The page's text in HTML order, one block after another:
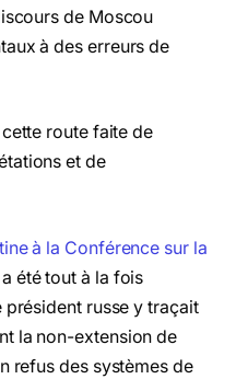
de Moscou
à des erreurs de
route faite de
et de
à la Conférence sur la
été tout à la fois
président russe y traçait
la non-extension de
refus des systèmes de